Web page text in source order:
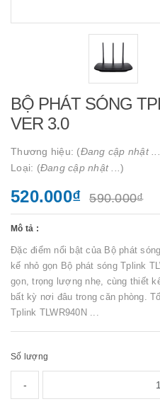
BỘ PHÁT SÓNG
VER 3.0
Thương hiệu: (Đang cập nhật ...
Loại: (Đang cập nhật ... )
520.000₫ 590.000₫
Mô tả :
Đặc điểm nổi bật của Bộ phát
kế nhỏ gọn Bộ phát sóng Tplink
gọn, trọng lượng nhẹ, cùng thiết
bất kỳ nơi đâu trong căn phòng.
Tplink TLWR940N ...
Số lượng
-